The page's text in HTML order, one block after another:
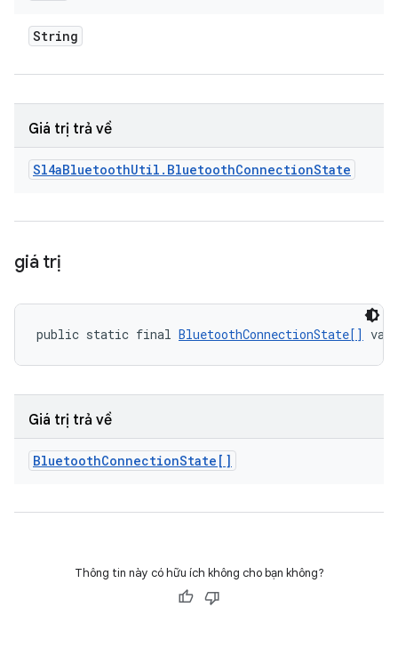
String
Giá trị trả về
Sl4aBluetoothUtil . BluetoothConnectionState
giá trị
public static final BluetoothConnectionState[]
Giá trị trả về
BluetoothConnectionState[]
Thông tin này có hữu ích không cho bạn không?